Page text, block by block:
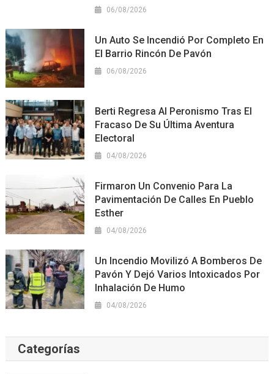
06/08/2026
Un Auto Se Incendió Por Completo En
El Barrio Rincón De Pavón
06/08/2026
Berti Regresa Al Peronismo Tras El
Fracaso De Su Última Aventura
Electoral
04/08/2026
Firmaron Un Convenio Para La
Pavimentación De Calles En Pueblo
Esther
04/08/2026
Un Incendio Movilizó A Bomberos De
Pavón Y Dejó Varios Intoxicados Por
Inhalación De Humo
04/08/2026
Categorías